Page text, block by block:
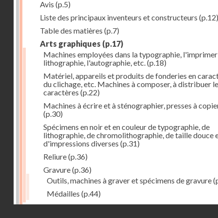
Avis (p.5)
Liste des principaux inventeurs et constructeurs (p.12)
Table des matières (p.7)
Arts graphiques (p.17)
Machines employées dans la typographie,
lithographie, l'autographie, etc. (p.18)
Matériel, appareils et produits de fonderies en
du clichage, etc. Machines à composer, à distribuer
caractères (p.22)
Machines à écrire et à sténographier, presses à
(p.30)
Spécimens en noir et en couleur de typographie, de
lithographie, de chromolithographie, de taille douce
d'impressions diverses (p.31)
Reliure(p.36)
Gravure(p.36)
Outils, machines à graver et spécimens de gravure
Médailles (p.44)